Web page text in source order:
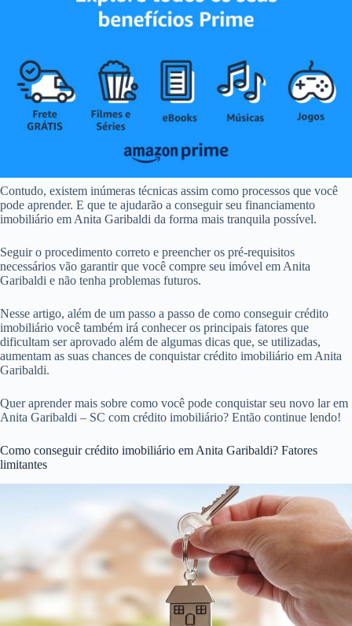
Contudo, existem inúmeras técnicas assim como processos que você
pode aprender. E que te ajudarão a conseguir seu financiamento
imobiliário em Anita Garibaldi da forma mais tranquila possível.
Seguir o procedimento correto e preencher os pré-requisitos
necessários vão garantir que você compre seu imóvel em Anita
Garibaldi e não tenha problemas futuros.
Nesse artigo, além de um passo a passo de como conseguir crédito
imobiliário você também irá conhecer os principais fatores que
dificultam ser aprovado além de algumas dicas que, se utilizadas,
aumentam as suas chances de conquistar crédito imobiliário em Anita
Garibaldi.
Quer aprender mais sobre como você pode conquistar seu novo lar em
Anita Garibaldi – SC com crédito imobiliário? Então continue lendo!
Como conseguir crédito imobiliário em Anita Garibaldi? Fatores
limitantes